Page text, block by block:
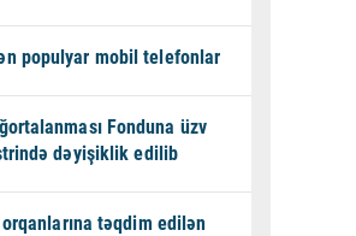
populyar mobil telefonlar
Fonduna üzv
dəyişiklik edilib
təqdim edilən